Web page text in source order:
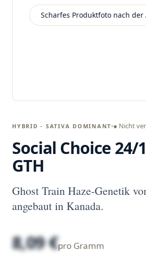
Scharfes Produktfoto nach
HYBRID - SATIVA DOMINANT ● Nicht
Social Choice 24/
GTH
Ghost Train Haze-Genetik
angebaut in Kanada.
8,09 €pro Gramm